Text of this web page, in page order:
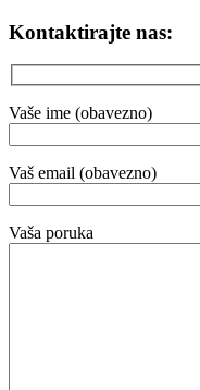
Kontaktirajte nas:
Vaše ime (obavezno)
Vaš email (obavezno)
Vaša poruka